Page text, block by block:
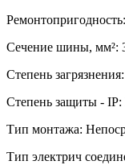
Сечение шины, мм²:
Степень
Степень защиты - IP:
Тип монтажа:
Тип электрич